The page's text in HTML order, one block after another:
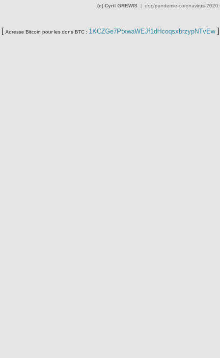
(c) Cyril GREWIS| doc/pandemie-coronavirus-
[ Adresse Bitcoin pour les dons BTC : 1KCZGe7PtxwaWEJf1dHcoqsxbrzypNTvEw ]